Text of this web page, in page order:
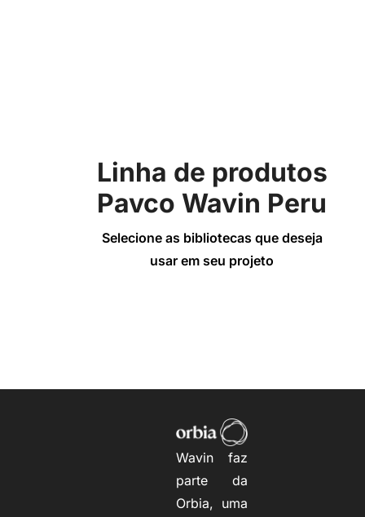
Linha de produtos
Pavco Wavin Peru
Selecione as bibliotecas que deseja
usar em seu projeto
Wavin faz
parte da
Orbia, uma